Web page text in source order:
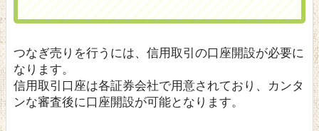
つなぎ売りを行うには、信用取引の口座開設が必要に
なります。
信用取引口座は各証券会社で用意されており、カンタ
ンな審査後に口座開設が可能となります。